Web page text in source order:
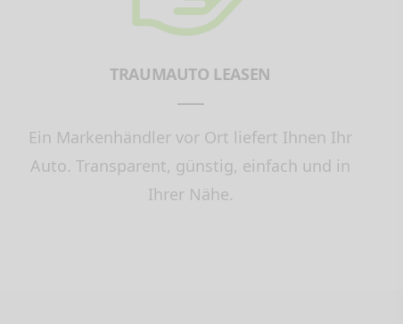
TRAUMAUTO LEASEN
Ein Markenhändler vor Ort liefert Ihnen Ihr
Auto. Transparent, günstig, einfach und in
Ihrer Nähe.